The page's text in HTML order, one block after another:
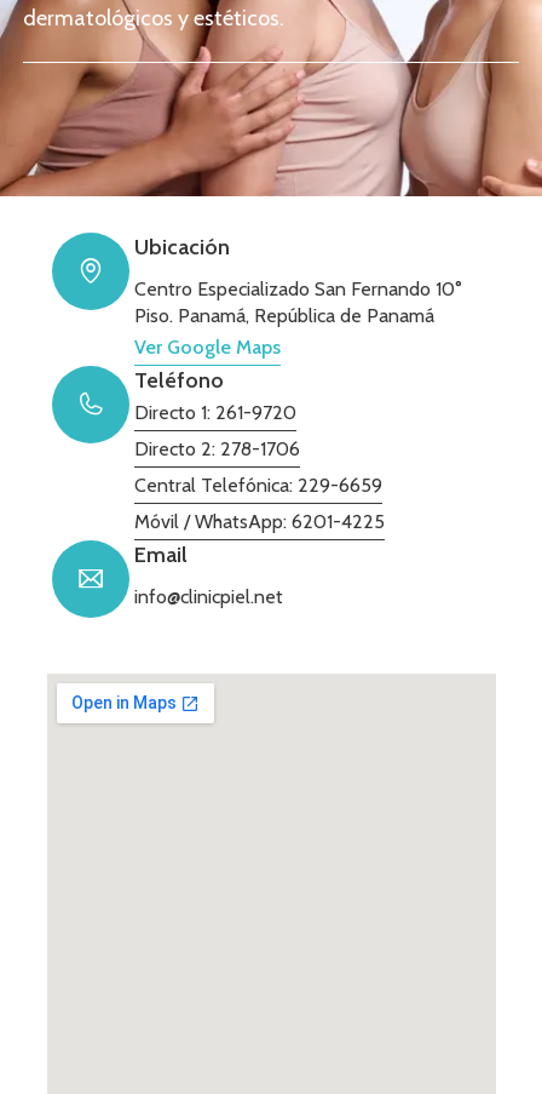
dermatológicos y estéticos.
Ubicación
Centro Especializado San Fernando 10°
Piso. Panamá, República de Panamá
Ver Google Maps
Teléfono
Directo 1: 261-9720
Directo 2: 278-1706
Central Telefónica: 229-6659
Móvil / WhatsApp: 6201-4225
Email
info@clinicpiel.net